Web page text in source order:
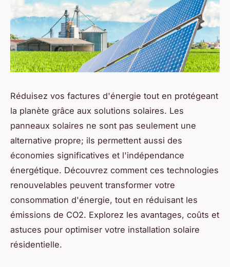
Réduisez vos factures d'énergie tout en protégeant
la planète grâce aux solutions solaires. Les
panneaux solaires ne sont pas seulement une
alternative propre; ils permettent aussi des
économies significatives et l'indépendance
énergétique. Découvrez comment ces technologies
renouvelables peuvent transformer votre
consommation d'énergie, tout en réduisant les
émissions de CO2. Explorez les avantages, coûts et
astuces pour optimiser votre installation solaire
résidentielle.